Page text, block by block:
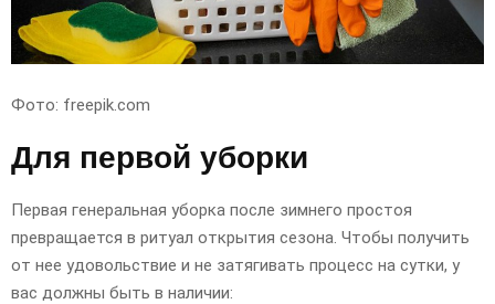
Фото: freepik.com
Для первой уборки
Первая генеральная уборка после зимнего простоя
превращается в ритуал открытия сезона. Чтобы получить
от нее удовольствие и не затягивать процесс на сутки, у
вас должны быть в наличии: